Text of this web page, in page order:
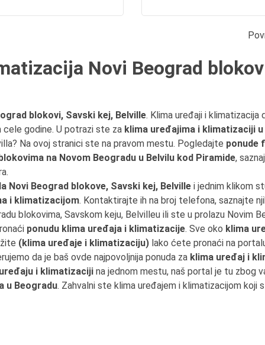
Novi Beograd
blokovi, Savski kej, Belville. Klima uređaji i
godine. U potrazi ste za klima uređajima i klimatizaciji
Na ovoj stranici ste na pravom mestu. Pogledajte ponude
na Novom Beogradu u Belvilu kod Piramide,
Novi Beograd blokove, Savski kej, Belville i jednim klikom
i klimatizacijom. Kontaktirajte ih na broj telefona, saznajte
blokovima, Savskom keju, Belvilleu ili ste u prolazu Novim
ponudu klima uređaja i klimatizacije. Sve oko klima
(klima uređaje i klimatizaciju) lako ćete pronaći na
da je baš ovde najpovoljnija ponuda za klima uređaj i
i klimatizaciji na jednom mestu, naš portal je tu zbog
u Beogradu. Zahvalni ste klima uređajem i klimatizacijom koji